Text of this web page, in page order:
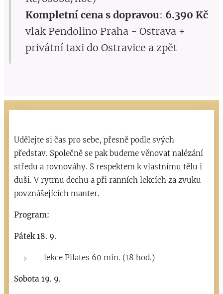
Kompletní cena s dopravou: 6.390 Kč
vlak Pendolino Praha - Ostrava +
privátní taxi do Ostravice a zpět
Udělejte si čas pro sebe, přesně podle svých
představ. Společně se pak budeme věnovat nalézání
středu a rovnováhy. S respektem k vlastnímu tělu i
duši. V rytmu dechu a při ranních lekcích za zvuku
povznášejících manter.
Program:
Pátek 18. 9.
lekce Pilates 60 min. (18 hod.)
Sobota 19. 9.